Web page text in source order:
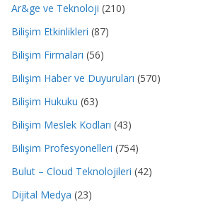
Ar&ge ve Teknoloji (210)
Bilişim Etkinlikleri (87)
Bilişim Firmaları (56)
Bilişim Haber ve Duyuruları (570)
Bilişim Hukuku (63)
Bilişim Meslek Kodları (43)
Bilişim Profesyonelleri (754)
Bulut – Cloud Teknolojileri (42)
Dijital Medya (23)